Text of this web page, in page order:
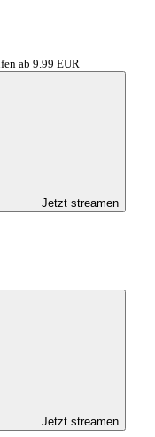
ab 9.99 EUR
Jetzt streamen
Jetzt streamen